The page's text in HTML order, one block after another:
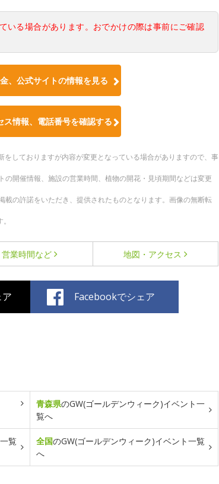
いる場合があります。おでかけの際は事前にご確認
、公式サイトの情報を見る
ス情報、電話番号を確認する
しておりますが内容が変更となっている場合がありますので、事
開催情報、施設の営業時間、植物の開花・見頃期間などは変更
の許諾をいただき、提供されたものとなります。画像の無断転
営業時間など 地図・アクセス
Facebookでシェア
青森県のGW(ゴールデンウィーク)イベント一
覧へ
覧
全国のGW(ゴールデンウィーク)イベント一覧
へ